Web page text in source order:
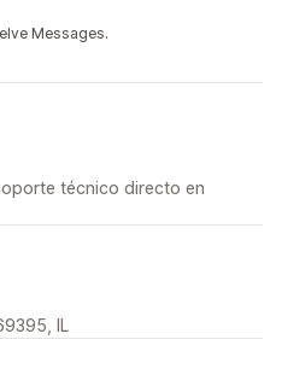
Messages.
técnico directo en
IL